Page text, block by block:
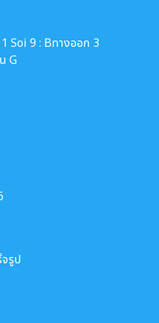
Soi 9 : Bทางออก 3
G
รูป